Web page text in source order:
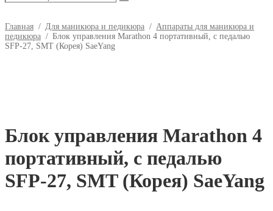
Поиск
Главная / Для маникюра и педикюра / Аппараты для маникюра и
педикюра / Блок управления Marathon 4 портативный, с педалью
SFP-27, SMT (Корея) SaeYang
Блок управления Marathon 4
портативный, с педалью
SFP-27, SMT (Корея) SaeYang